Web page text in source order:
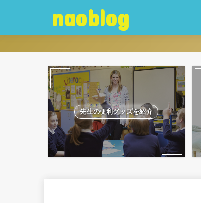
naoblog
先生の便利グッズを紹介